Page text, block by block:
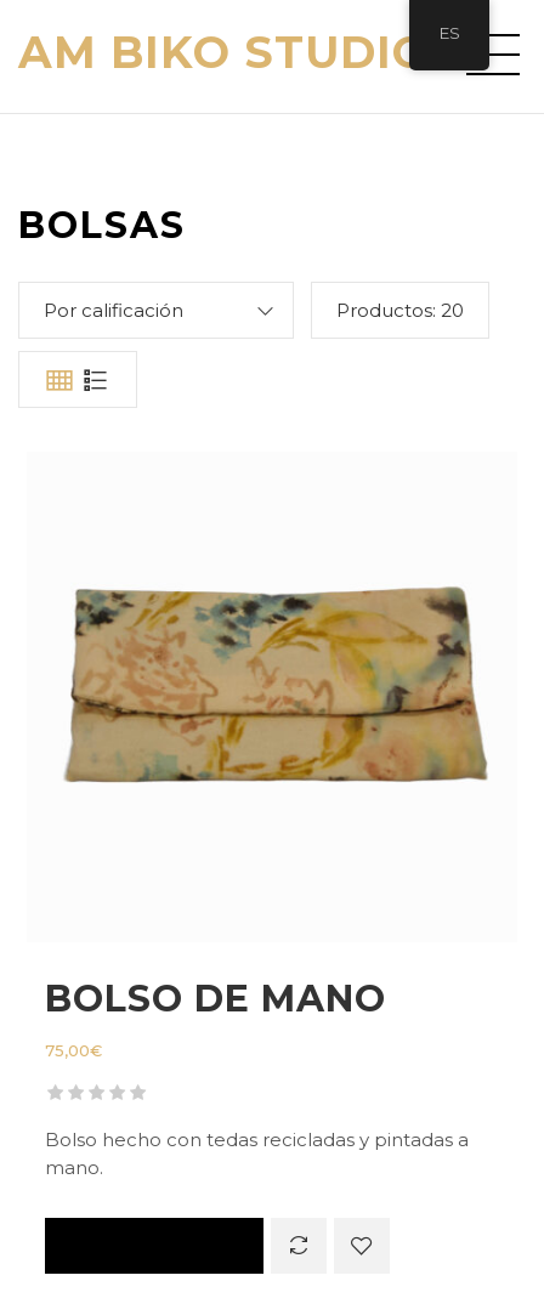
AM BIKO STUDIO
BOLSAS
Por calificación Productos: 20
BOLSO DE MANO
75,00€
Bolso hecho con tedas recicladas y pintadas a
mano.
ES